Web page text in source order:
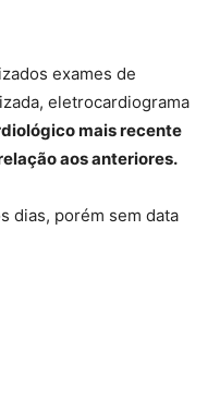
exames de
eletrocardiograma
mais recente
aos anteriores.
dias, porém sem data